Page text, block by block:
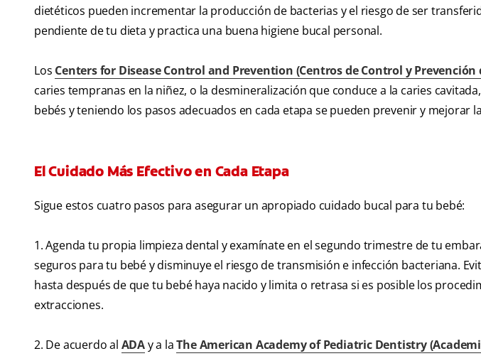
dietéticos pueden incrementar la producción de bacterias y el riesgo de ser
pendiente de tu dieta y practica una buena higiene bucal personal.
Los Centers for Disease Control and Prevention (Centros de Control y Prevención
caries tempranas en la niñez, o la desmineralización que conduce a la caries
bebés y teniendo los pasos adecuados en cada etapa se pueden prevenir y mejorar
El Cuidado Más Efectivo en Cada Etapa
Sigue estos cuatro pasos para asegurar un apropiado cuidado bucal para tu bebé:
1. Agenda tu propia limpieza dental y examínate en el segundo trimestre de tu
seguros para tu bebé y disminuye el riesgo de transmisión e infección bacteriana.
hasta después de que tu bebé haya nacido y limita o retrasa si es posible los
extracciones.
2. De acuerdo al ADAy a laThe American Academy of Pediatric Dentistry